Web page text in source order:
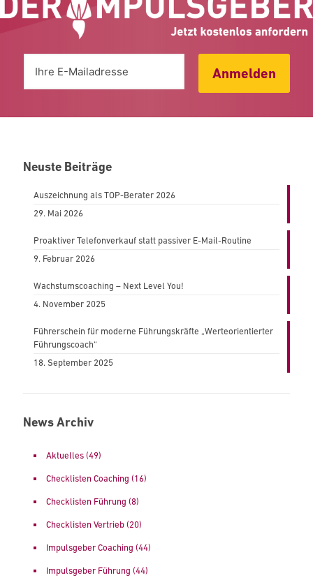
Anmelden
Neuste Beiträge
Auszeichnung als TOP-Berater 2026
29. Mai 2026
Proaktiver Telefonverkauf statt passiver E-Mail-Routine
9. Februar 2026
Wachstumscoaching – Next Level You!
4. November 2025
Führerschein für moderne Führungskräfte „Werteorientierter
Führungscoach“
18. September 2025
News Archiv
Aktuelles (49)
Checklisten Coaching (16)
Checklisten Führung (8)
Checklisten Vertrieb (20)
Impulsgeber Coaching (44)
Impulsgeber Führung (44)